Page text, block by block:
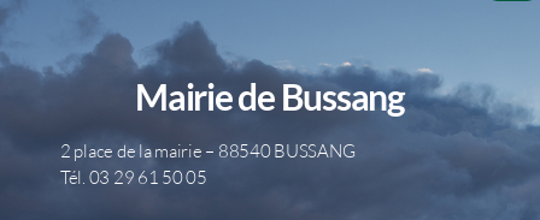
Mairie de Bussang
2 place de la mairie – 88540 BUSSANG
Tél. 03 29 61 50 05